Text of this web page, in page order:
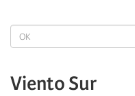
OK
Viento Sur